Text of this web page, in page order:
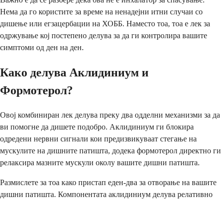
Нема да го користите за време на ненадејни итни случаи со
дишење или егзацербации на ХОББ. Наместо тоа, тоа е лек за
одржување кој постепено делува за да ги контролира вашите
симптоми од ден на ден.
Како делува Аклидиниум и
Формотерол?
Овој комбиниран лек делува преку два одделни механизми за да
ви помогне да дишете подобро. Аклидиниум ги блокира
одредени нервни сигнали кои предизвикуваат стегање на
мускулите на дишните патишта, додека формотерол директно ги
релаксира мазните мускули околу вашите дишни патишта.
Размислете за тоа како пристап еден-два за отворање на вашите
дишни патишта. Компонентата аклидиниум делува релативно